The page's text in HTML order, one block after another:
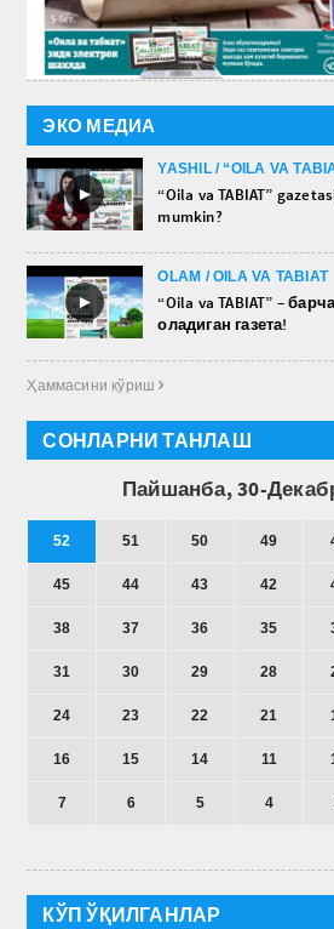
ЭКО МЕДИА
►
YASHIL / “OILA VA
“Oila va TABIAT”
mumkin?
►
OLAM / OILA VA TABIAT
“Oila va TABIAT” –
оладиган газета!
Ҳаммасини кўриш 
СОНЛАРНИ ТАНЛАШ
Пайшанба, 30-
52 51 50 49
45 44 43 42
38 37 36 35
31 30 29 28
24 23 22 21
16 15 14 11
7 6 5 4
КЎП ЎҚИЛГАНЛАР